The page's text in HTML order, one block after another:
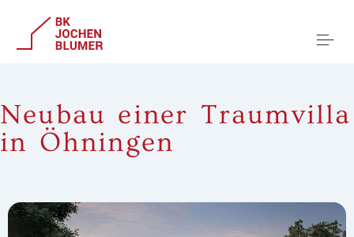
Neubau einer Traumvilla
in Öhningen